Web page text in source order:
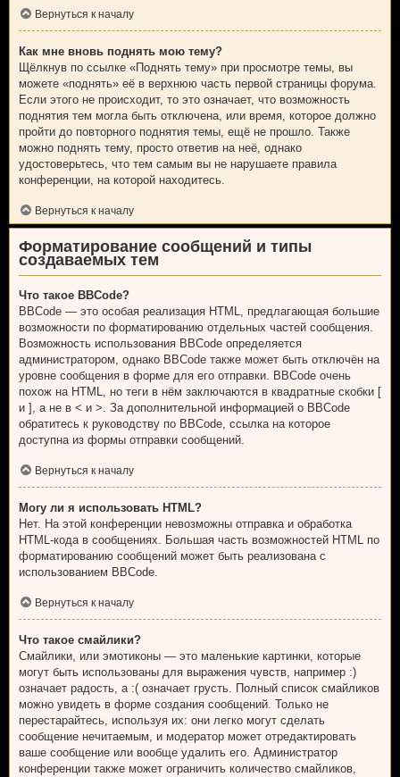
Вернуться к началу
Как мне вновь поднять мою тему?
Щёлкнув по ссылке «Поднять тему» при просмотре темы, вы
можете «поднять» её в верхнюю часть первой страницы форума.
Если этого не происходит, то это означает, что возможность
поднятия тем могла быть отключена, или время, которое должно
пройти до повторного поднятия темы, ещё не прошло. Также
можно поднять тему, просто ответив на неё, однако
удостоверьтесь, что тем самым вы не нарушаете правила
конференции, на которой находитесь.
Вернуться к началу
Форматирование сообщений и типы
создаваемых тем
Что такое BBCode?
BBCode — это особая реализация HTML, предлагающая большие
возможности по форматированию отдельных частей сообщения.
Возможность использования BBCode определяется
администратором, однако BBCode также может быть отключён на
уровне сообщения в форме для его отправки. BBCode очень
похож на HTML, но теги в нём заключаются в квадратные скобки [
и ], а не в < и >. За дополнительной информацией о BBCode
обратитесь к руководству по BBCode, ссылка на которое
доступна из формы отправки сообщений.
Вернуться к началу
Могу ли я использовать HTML?
Нет. На этой конференции невозможны отправка и обработка
HTML-кода в сообщениях. Большая часть возможностей HTML по
форматированию сообщений может быть реализована с
использованием BBCode.
Вернуться к началу
Что такое смайлики?
Смайлики, или эмотиконы — это маленькие картинки, которые
могут быть использованы для выражения чувств, например :)
означает радость, а :( означает грусть. Полный список смайликов
можно увидеть в форме создания сообщений. Только не
перестарайтесь, используя их: они легко могут сделать
сообщение нечитаемым, и модератор может отредактировать
ваше сообщение или вообще удалить его. Администратор
конференции также может ограничить количество смайликов,